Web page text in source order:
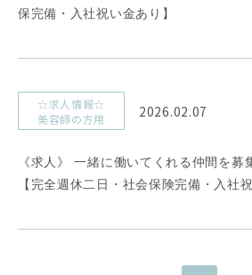
保完備・入社祝い金あり】
☆求人情報☆
美容師の方用
2026.02.07
《求人》 一緒に働いてくれる仲間を募
【完全週休二日・社会保険完備・入社